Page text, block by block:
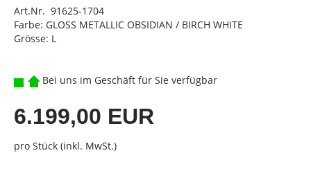
Art.Nr. 91625-1704
Farbe: GLOSS METALLIC OBSIDIAN / BIRCH WHITE
Grösse: L
Bei uns im Geschäft für Sie verfügbar
6.199,00 EUR
pro Stück (inkl. MwSt.)